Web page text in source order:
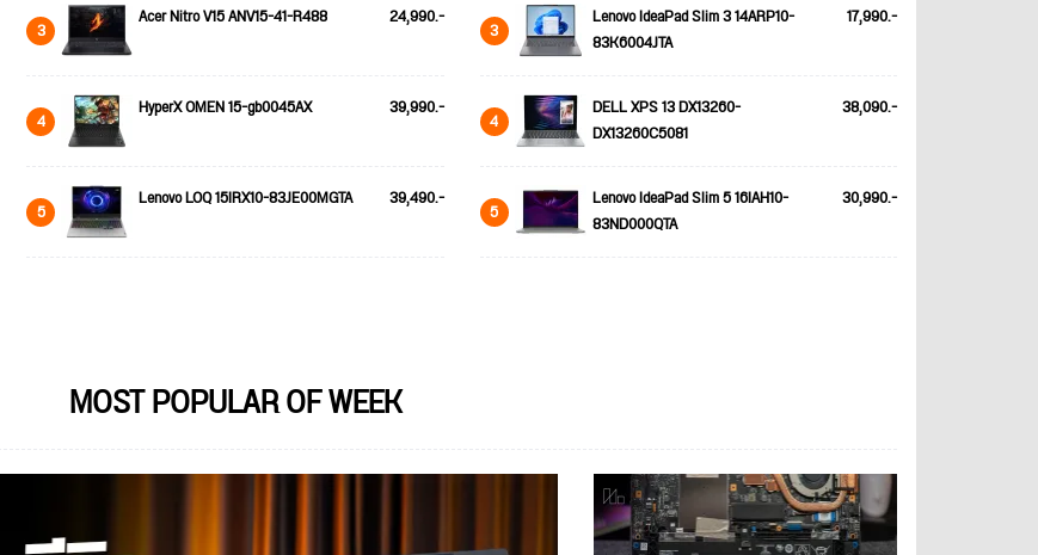
3 Acer Nitro V15 ANV15-41-R488 24,990.-
4 HyperX OMEN 15-gb0045AX 39,990.-
5 Lenovo LOQ 15IRX10-83JE00MGTA 39,490.-
3
Lenovo IdeaPad Slim 3 14ARP10-
83K6004JTA
17,990.-
4
DELL XPS 13 DX13260-
DX13260C5081
38,090.-
5
Lenovo IdeaPad Slim 5 16IAH10-
83ND000QTA
30,990.-
MOST POPULAR OF WEEK